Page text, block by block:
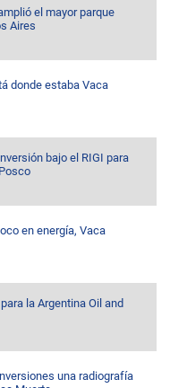
el mayor parque
Aires
donde estaba Vaca
bajo el RIGI para
en energía, Vaca
la Argentina Oil and
una radiografía